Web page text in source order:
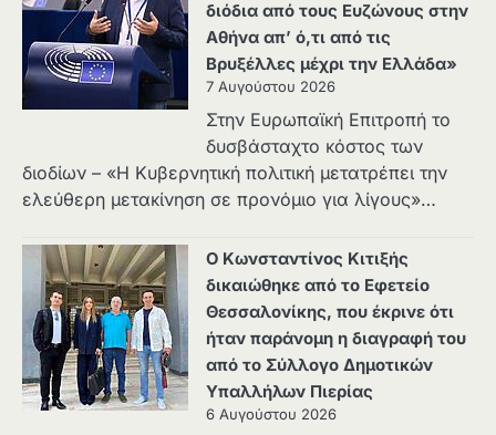
διόδια από τους Ευζώνους στην
Αθήνα απ’ ό,τι από τις
Βρυξέλλες μέχρι την Ελλάδα»
7 Αυγούστου 2026
Στην Ευρωπαϊκή Επιτροπή το
δυσβάσταχτο κόστος των
διοδίων – «Η Κυβερνητική πολιτική μετατρέπει την
ελεύθερη μετακίνηση σε προνόμιο για λίγους»…
Ο Κωνσταντίνος Κιτιξής
δικαιώθηκε από το Εφετείο
Θεσσαλονίκης, που έκρινε ότι
ήταν παράνομη η διαγραφή του
από το Σύλλογο Δημοτικών
Υπαλλήλων Πιερίας
6 Αυγούστου 2026